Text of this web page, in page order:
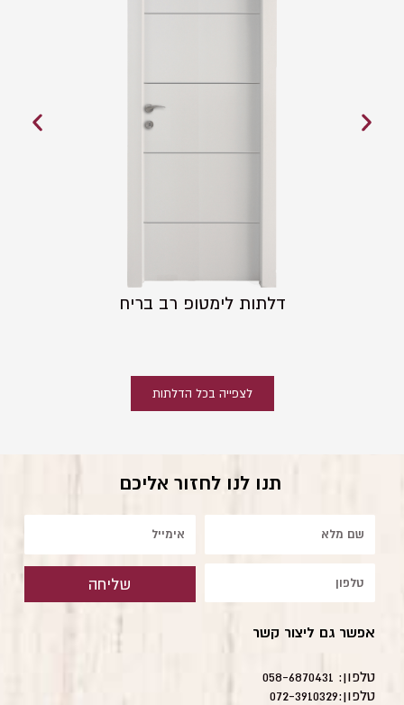
דלתות לימטופ רב בריח
לצפייה בכל הדלתות
תנו לנו לחזור אליכם
שליחה
אפשר גם ליצור קשר
טלפון: 058-6870431
טלפון:072-3910329